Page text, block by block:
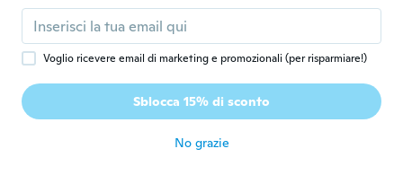
I love them.
circa 8 anni fa
Nelida
Iscrizione dal 2018 · 37 recensioni
Voglio ricevere email di marketing e promozionali (per risparmiare!)
Sblocca 15% di sconto
No grazie